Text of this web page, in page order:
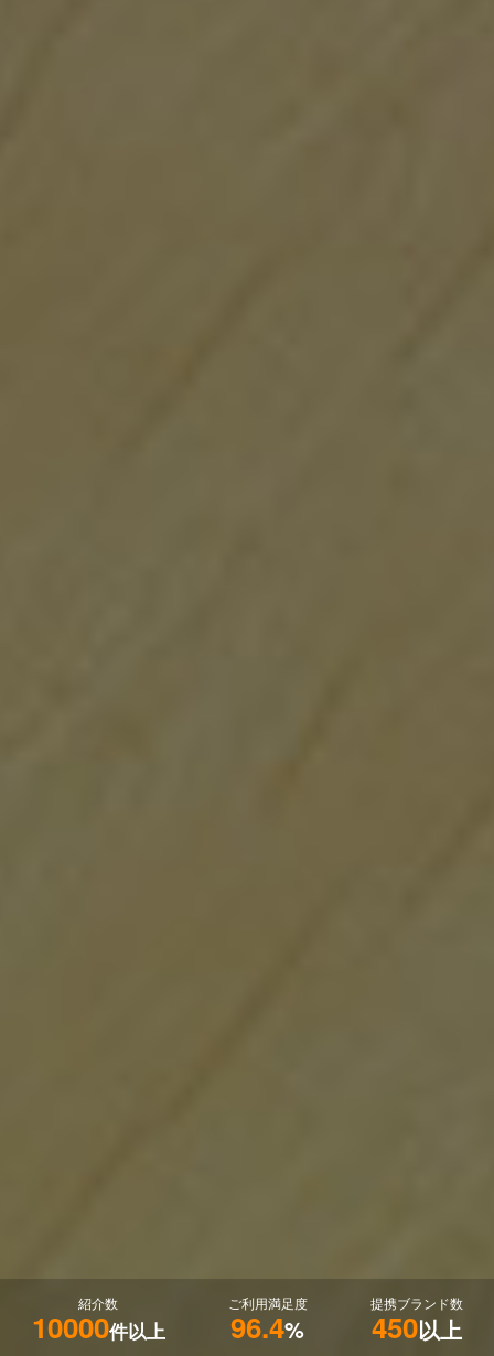
紹介数
10000件以上
ご利用満足度
96.4%
提携ブランド数
450以上